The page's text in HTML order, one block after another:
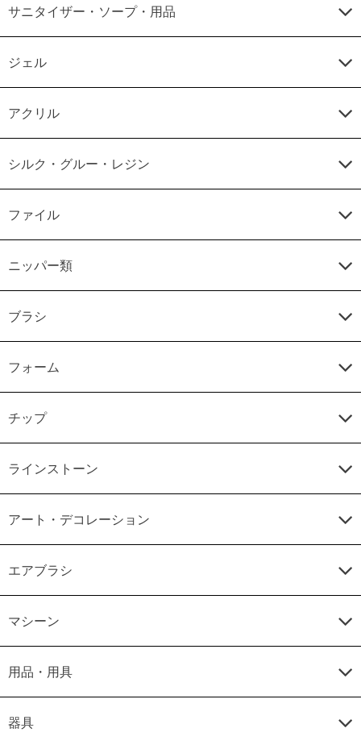
サニタイザー・ソープ・用品
ジェル
アクリル
シルク・グルー・レジン
ファイル
ニッパー類
ブラシ
フォーム
チップ
ラインストーン
アート・デコレーション
エアブラシ
マシーン
用品・用具
器具